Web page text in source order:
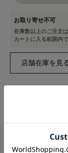
お取り寄せ不可
在庫数以上のご注文
カートに入る範囲内
※新宿オカダヤ